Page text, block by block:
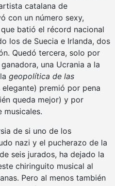
catalana de
con un número sexy,
batió el récord nacional
los de Suecia e Irlanda, dos
Quedó tercera, solo por
una Ucrania a la
geopolítica de las
elegante) premió por pena
queda mejor) y por
musicales.
de si uno de los
nazi y el pucherazo de la
seis jurados, ha dejado la
chiringuito musical al
Pero al menos también